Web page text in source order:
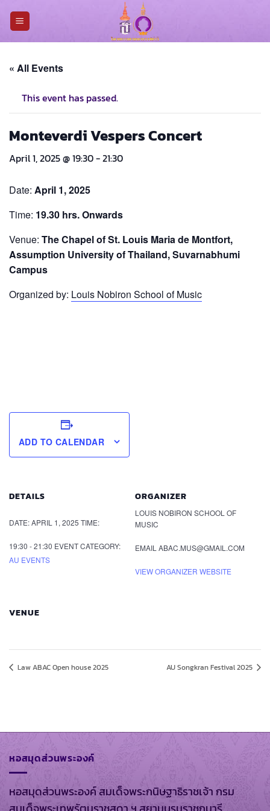
« All Events
This event has passed.
Monteverdi Vespers Concert
April 1, 2025 @ 19:30-21:30
Date: April 1, 2025
Time: 19.30 hrs. Onwards
Venue: The Chapel of St. Louis Maria de Montfort,
Assumption University of Thailand, Suvarnabhumi
Campus
Organized by: Louis Nobiron School of Music
ADD TO CALENDAR
DETAILS
DATE:APRIL 1, 2025 TIME:
19:30 - 21:30 EVENT CATEGORY:
AU EVENTS
ORGANIZER
LOUIS NOBIRON SCHOOL OF
MUSIC
EMAIL ABAC.MUS@GMAIL.COM
VIEW ORGANIZER WEBSITE
VENUE
Law ABAC Open house 2025 AU Songkran Festival 2025
หอสมุดส่วนพระองค์
หอสมุดส่วนพระองค์ สมเด็จพระกนิษฐาธิราชเจ้า กรม